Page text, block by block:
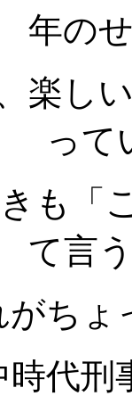
年の
楽し
って
も「
て言
がちょ
時代刑